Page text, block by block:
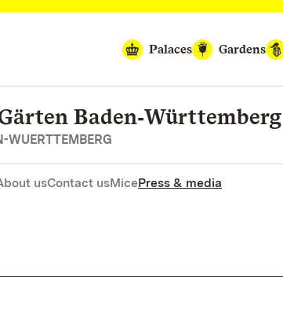
Palaces
Gardens
Baden‑Württemberg
WUERTTEMBERG
usContact usMicePress & media